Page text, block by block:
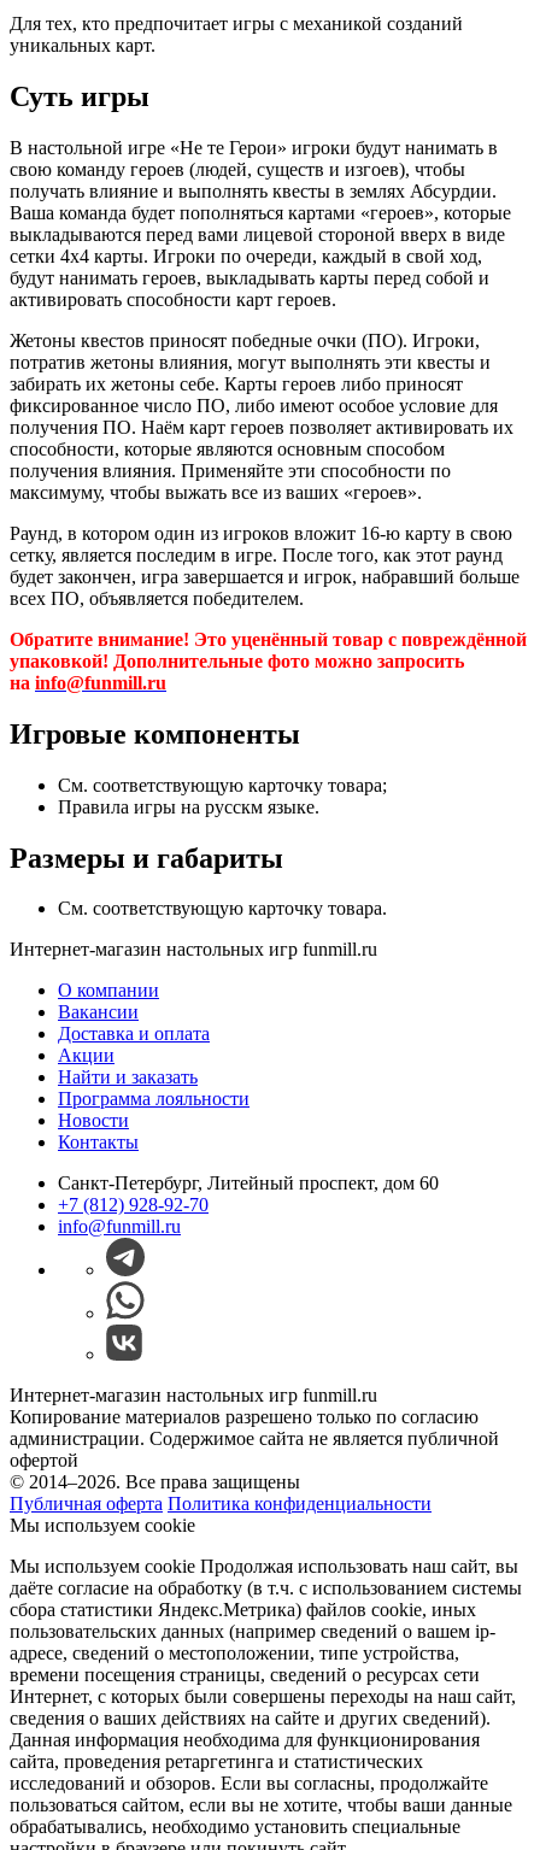
Для тех, кто предпочитает игры с механикой созданий
уникальных карт.
Суть игры
В настольной игре «Не те Герои» игроки будут нанимать в
свою команду героев (людей, существ и изгоев), чтобы
получать влияние и выполнять квесты в землях Абсурдии.
Ваша команда будет пополняться картами «героев», которые
выкладываются перед вами лицевой стороной вверх в виде
сетки 4х4 карты. Игроки по очереди, каждый в свой ход,
будут нанимать героев, выкладывать карты перед собой и
активировать способности карт героев.
Жетоны квестов приносят победные очки (ПО). Игроки,
потратив жетоны влияния, могут выполнять эти квесты и
забирать их жетоны себе. Карты героев либо приносят
фиксированное число ПО, либо имеют особое условие для
получения ПО. Наём карт героев позволяет активировать их
способности, которые являются основным способом
получения влияния. Применяйте эти способности по
максимуму, чтобы выжать все из ваших «героев».
Раунд, в котором один из игроков вложит 16-ю карту в свою
сетку, является последим в игре. После того, как этот раунд
будет закончен, игра завершается и игрок, набравший больше
всех ПО, объявляется победителем.
Обратите внимание! Это уценённый товар с повреждённой
упаковкой! Дополнительные фото можно запросить
на info@funmill.ru
Игровые компоненты
См. соответствующую карточку товара;
Правила игры на русскм языке.
Размеры и габариты
См. соответствующую карточку товара.
Интернет-магазин настольных игр funmill.ru
О компании
Вакансии
Доставка и оплата
Акции
Найти и заказать
Программа лояльности
Новости
Контакты
Санкт-Петербург, Литейный проспект, дом 60
+7 (812) 928-92-70
info@funmill.ru
Интернет-магазин настольных игр funmill.ru
Копирование материалов разрешено только по согласию
администрации. Содержимое сайта не является публичной
офертой
© 2014–2026. Все права защищены
Публичная оферта Политика конфиденциальности
Мы используем cookie
Мы используем cookie Продолжая использовать наш cайт, вы
даёте согласие на обработку (в т.ч. с использованием системы
сбора статистики Яндекс.Метрика) файлов cookie, иных
пользовательских данных (например сведений о вашем ip-
адресе, сведений о местоположении, типе устройства,
времени посещения страницы, сведений о ресурсах сети
Интернет, с которых были совершены переходы на наш сайт,
сведения о ваших действиях на сайте и других сведений).
Данная информация необходима для функционирования
сайта, проведения ретаргетинга и статистических
исследований и обзоров. Если вы согласны, продолжайте
пользоваться сайтом, если вы не хотите, чтобы ваши данные
обрабатывались, необходимо установить специальные